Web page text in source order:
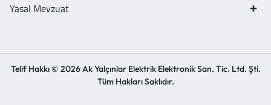
Yasal Mevzuat
Telif Hakkı © 2026 Ak Yalçınlar Elektrik Elektronik San. Tic. Ltd. Şti.
Tüm Hakları Saklıdır.